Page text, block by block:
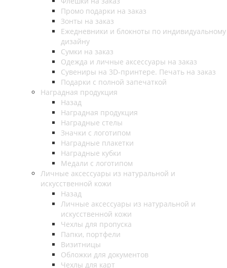
Промо подарки на заказ
Зонты на заказ
Ежедневники и блокноты по индивидуальному
дизайну
Сумки на заказ
Одежда и личные аксессуары на заказ
Сувениры на 3D-принтере. Печать на заказ
Подарки с полной запечаткой
Наградная продукция
Назад
Наградная продукция
Наградные стелы
Значки с логотипом
Наградные плакетки
Наградные кубки
Медали с логотипом
Личные аксессуары из натуральной и
искусственной кожи
Назад
Личные аксессуары из натуральной и
искусственной кожи
Чехлы для пропуска
Папки, портфели
Визитницы
Обложки для документов
Чехлы для карт